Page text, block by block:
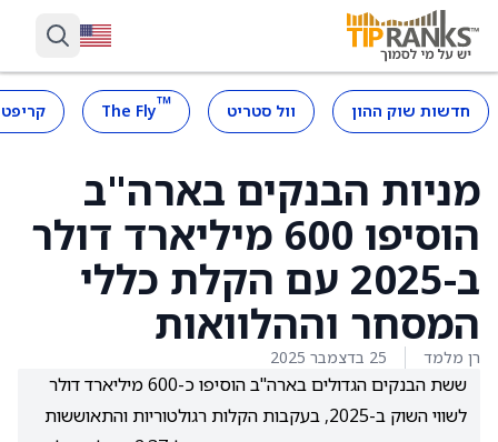
חדשות שוק ההון וול סטריט ™
The Fly
מניות הבנקים בארה"ב
הוסיפו 600 מיליארד דולר
ב-2025 עם הקלת כללי
המסחר וההלוואות
רן מלמד 25 בדצמבר 2025
ששת הבנקים הגדולים בארה"ב הוסיפו כ-600 מיליארד דולר
לשווי השוק ב-2025, בעקבות הקלות רגולטוריות והתאוששות